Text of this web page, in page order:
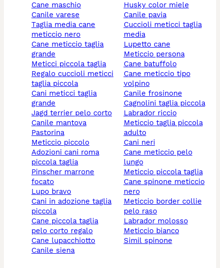
cane maschio
canile varese
taglia media cane
meticcio nero
cane meticcio taglia
grande
meticci piccola taglia
regalo cuccioli meticci
taglia piccola
cani meticci taglia
grande
jagd terrier pelo corto
canile mantova
pastorina
meticcio piccolo
adozioni cani roma
piccola taglia
pinscher marrone
focato
lupo bravo
cani in adozione taglia
piccola
cane piccola taglia
pelo corto regalo
cane lupacchiotto
canile siena
husky color miele
canile pavia
cuccioli meticci taglia
media
lupetto cane
meticcio persona
cane batuffolo
cane meticcio tipo
volpino
canile frosinone
cagnolini taglia piccola
labrador riccio
meticcio taglia piccola
adulto
cani neri
cane meticcio pelo
lungo
meticcio piccola taglia
cane spinone meticcio
nero
meticcio border collie
pelo raso
labrador molosso
meticcio bianco
simil spinone